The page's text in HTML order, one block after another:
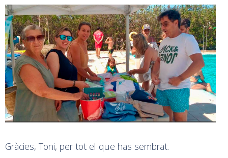
Gràcies, Toni, per tot el que has sembrat.